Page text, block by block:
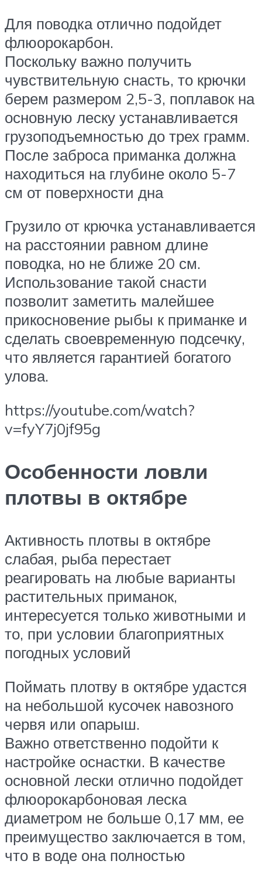
Для поводка отлично подойдет
флюорокарбон.
Поскольку важно получить
чувствительную снасть, то крючки
берем размером 2,5-3, поплавок на
основную леску устанавливается
грузоподъемностью до трех грамм.
После заброса приманка должна
находиться на глубине около 5-7
см от поверхности дна
Грузило от крючка устанавливается
на расстоянии равном длине
поводка, но не ближе 20 см.
Использование такой снасти
позволит заметить малейшее
прикосновение рыбы к приманке и
сделать своевременную подсечку,
что является гарантией богатого
улова.
https://youtube.com/watch?
v=fyY7j0jf95g
Особенности ловли
плотвы в октябре
Активность плотвы в октябре
слабая, рыба перестает
реагировать на любые варианты
растительных приманок,
интересуется только животными и
то, при условии благоприятных
погодных условий
Поймать плотву в октябре удастся
на небольшой кусочек навозного
червя или опарыш.
Важно ответственно подойти к
настройке оснастки. В качестве
основной лески отлично подойдет
флюорокарбоновая леска
диаметром не больше 0,17 мм, ее
преимущество заключается в том,
что в воде она полностью